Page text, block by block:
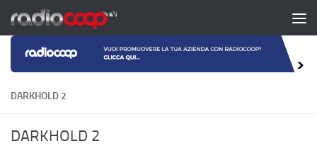
Salta al contenuto
DARKHOLD 2
DARKHOLD 2